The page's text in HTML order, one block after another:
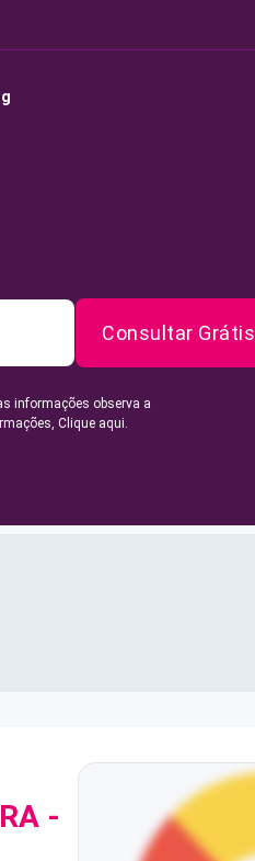
Consultar Grátis
informações observa a
Clique aqui.
-